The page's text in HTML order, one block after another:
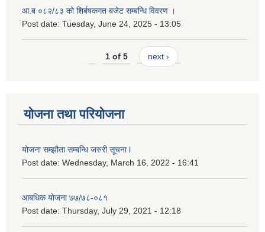
आ.ब ०८२/८३ को शिर्बषकगत बजेट सम्बन्धि विवरण ।
Post date: Tuesday, June 24, 2025 - 13:05
1 of 5 next ›
योजना तथा परियोजना
योजना सम्झौता सम्बन्धि जरुरी सूचना l
Post date: Wednesday, March 16, 2022 - 16:41
आबधिक योजना ७७/७८-०८१
Post date: Thursday, July 29, 2021 - 12:18